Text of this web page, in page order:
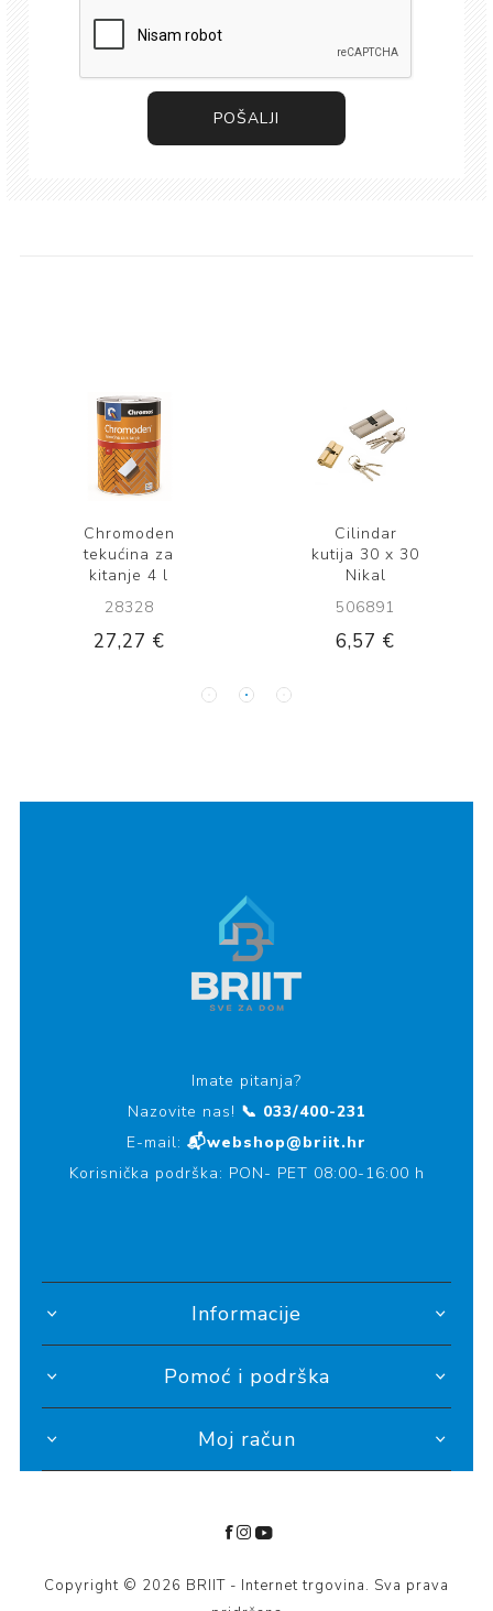
POŠALJI
Chromoden
tekućina za
kitanje 4 l
28328
27,27 €
Cilindar
kutija 30 x 30
Nikal
506891
6,57 €
Imate pitanja?
Nazovite nas! 📞 033/400-231
E-mail: 📬webshop@briit.hr
Korisnička podrška: PON- PET 08:00-16:00 h
Informacije
Pomoć i podrška
Moj račun
Copyright © 2026 BRIIT - Internet trgovina. Sva prava